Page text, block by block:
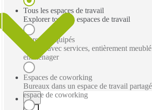
Tous les espaces de travail
Explorer tous les espaces de travail
Bureaux équipés
Bureau avec services, entièrement
emménager
Espaces de coworking
Bureaux dans un espace de travail
espace de coworking